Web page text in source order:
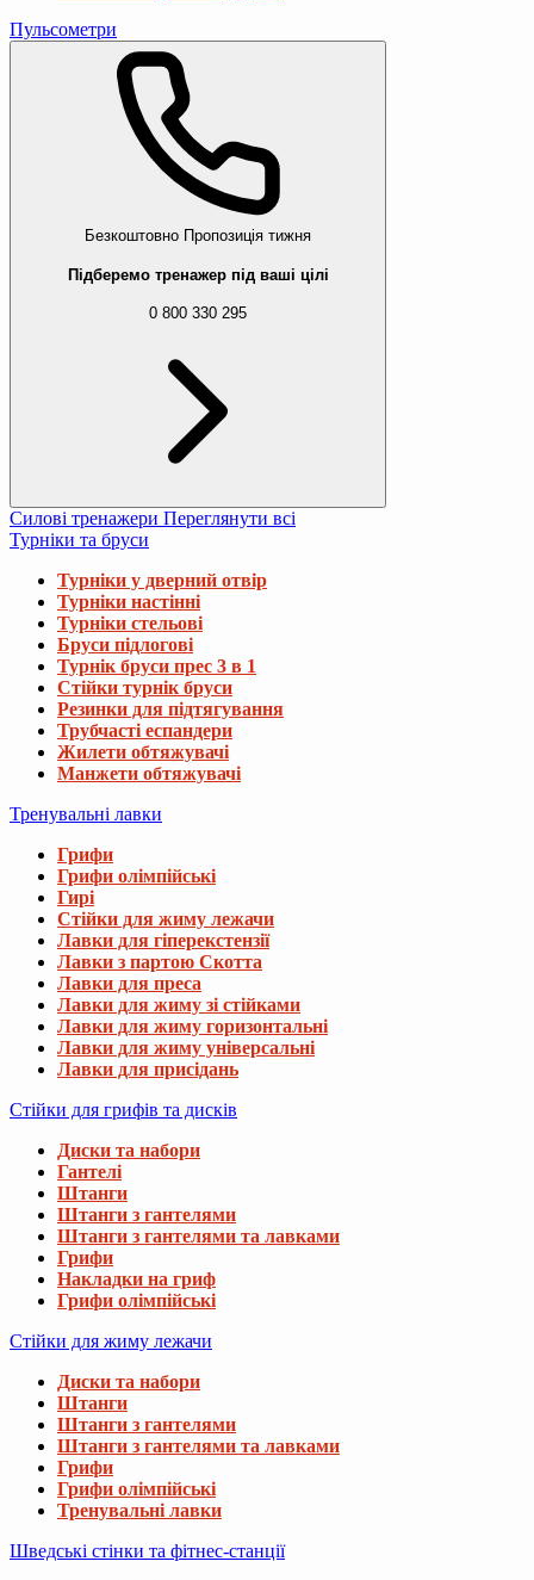
Пульсометри
Безкоштовно Пропозиція тижня
Підберемо тренажер під ваші цілі
0 800 330 295
Силові тренажери Переглянути всі
Турніки та бруси
Турніки у дверний отвір
Турніки настінні
Турніки стельові
Бруси підлогові
Турнік бруси прес 3 в 1
Стійки турнік бруси
Резинки для підтягування
Трубчасті еспандери
Жилети обтяжувачі
Манжети обтяжувачі
Тренувальні лавки
Грифи
Грифи олімпійські
Гирі
Стійки для жиму лежачи
Лавки для гіперекстензії
Лавки з партою Скотта
Лавки для преса
Лавки для жиму зі стійками
Лавки для жиму горизонтальні
Лавки для жиму універсальні
Лавки для присідань
Стійки для грифів та дисків
Диски та набори
Гантелі
Штанги
Штанги з гантелями
Штанги з гантелями та лавками
Грифи
Накладки на гриф
Грифи олімпійські
Стійки для жиму лежачи
Диски та набори
Штанги
Штанги з гантелями
Штанги з гантелями та лавками
Грифи
Грифи олімпійські
Тренувальні лавки
Шведські стінки та фітнес-станції